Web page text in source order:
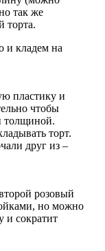
так же
торта.
и кладем на
пластику и
чтобы
толщиной.
торт.
друг из –
розовый
но можно
и сократит